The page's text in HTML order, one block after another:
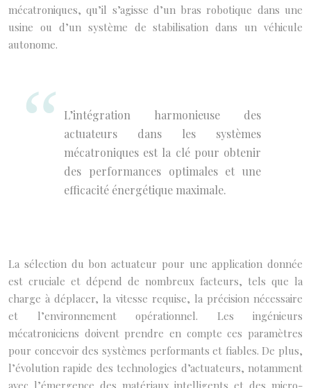
mécatroniques, qu’il s’agisse d’un bras robotique dans une
usine ou d’un système de stabilisation dans un véhicule
autonome.
L’intégration harmonieuse des
actuateurs dans les systèmes
mécatroniques est la clé pour obtenir
des performances optimales et une
efficacité énergétique maximale.
La sélection du bon actuateur pour une application donnée
est cruciale et dépend de nombreux facteurs, tels que la
charge à déplacer, la vitesse requise, la précision nécessaire
et l’environnement opérationnel. Les ingénieurs
mécatroniciens doivent prendre en compte ces paramètres
pour concevoir des systèmes performants et fiables. De plus,
l’évolution rapide des technologies d’actuateurs, notamment
avec l’émergence des matériaux intelligents et des micro-